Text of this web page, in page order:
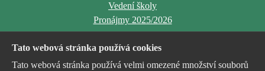
Vedení školy
Pronájmy 2025/2026
Tato webová stránka používá cookies
Tato webová stránka používá velmi omezené množství souborů